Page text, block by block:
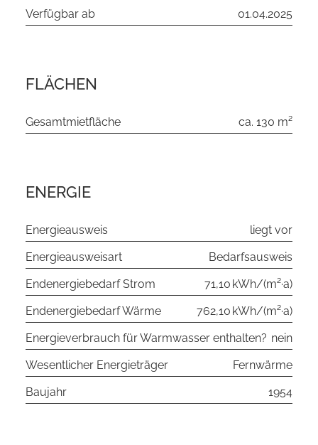
Verfügbar ab
01.04.2025
FLÄCHEN
Gesamtmietfläche ca. 130 m²
ENERGIE
Energieausweis
liegt vor
Energieausweisart
Bedarfs­ausweis
Endenergie­bedarf Strom
71,10 kWh/(m²·a)
Endenergie­bedarf Wärme
762,10 kWh/(m²·a)
Energieverbrauch für Warmwasser enthalten? nein
Wesentlicher Energieträger
Fernwärme
Baujahr
1954